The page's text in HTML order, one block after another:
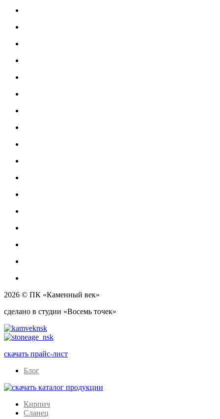
2026 © ПК «Каменный век»
сделано в студии «Восемь точек»
скачать прайс-лист
Блог
Кирпич
Сланец